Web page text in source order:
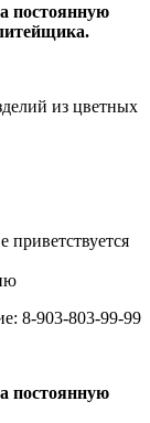
постоянную
из цветных
8-903-803-99-99
постоянную